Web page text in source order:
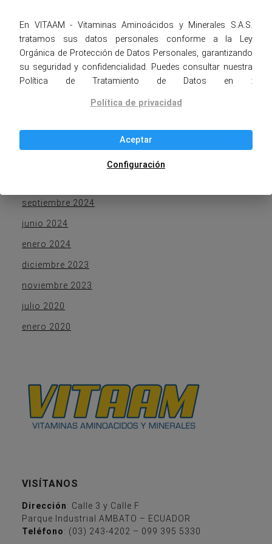
CATEGORÍAS
Blog
septiembre 2024
junio 2024
enero 2024
diciembre 2023
noviembre 2023
julio 2020
enero 2020
VISÍTANOS
Dirección: Calle 3 y Calle F
Parque Industrial AMBATO – ECUADOR
Teléfono: (03) 243-4202 – 099 395 5330
En VITAAM - Vitaminas Aminoácidos y Minerales S.A.S.
tratamos sus datos personales conforme a la Ley
Orgánica de Protección de Datos Personales, garantizando
su seguridad y confidencialidad. Puedes consultar nuestra
Política de Tratamiento de Datos en :
Política de privacidad
Aceptar
Configuración